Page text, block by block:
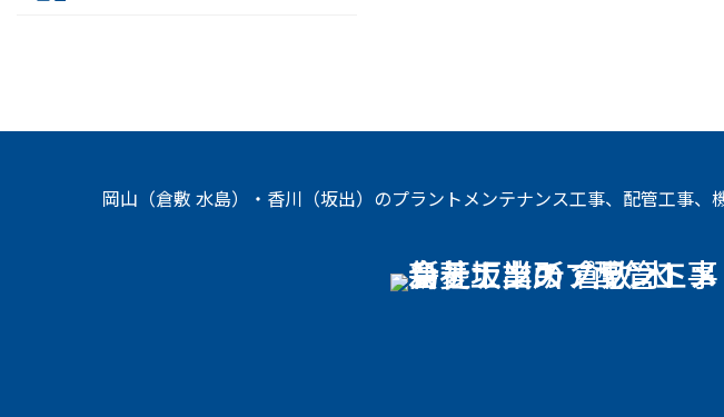
岡山（倉敷 水島）・香川（坂出）のプラントメンテナンス工事、配管工事